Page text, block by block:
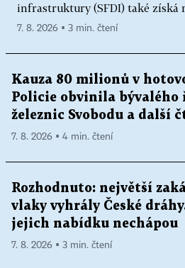
infrastruktury (SFDI) také získá
7. 8. 2026 ▪ 3 min. čtení
Kauza 80 milionů v
Policie obvinila bývalého
železnic Svobodu a další
7. 8. 2026 ▪ 4 min. čtení
Rozhodnuto: největší
vlaky vyhrály České
jejich nabídku nechápou
7. 8. 2026 ▪ 3 min. čtení